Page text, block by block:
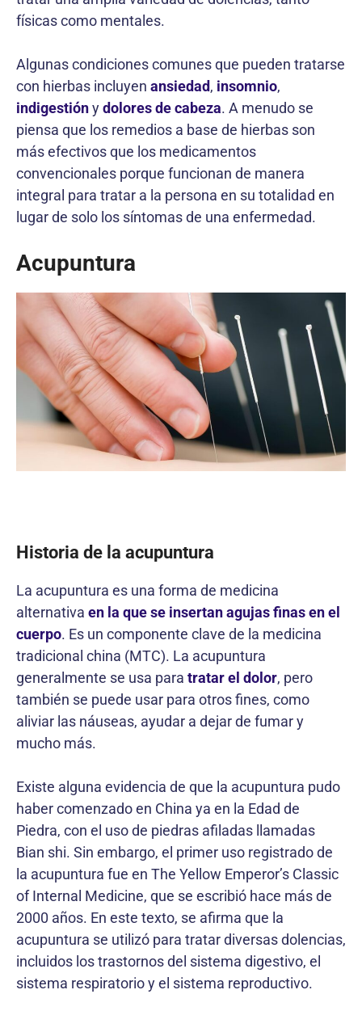
físicas como mentales.
Algunas condiciones comunes que pueden tratarse
con hierbas incluyen ansiedad, insomnio,
indigestiónydolores de cabeza. A menudo se
piensa que los remedios a base de hierbas son
más efectivos que los medicamentos
convencionales porque funcionan de manera
integral para tratar a la persona en su totalidad en
lugar de solo los síntomas de una enfermedad.
Acupuntura
Historia de la acupuntura
La acupuntura es una forma de medicina
alternativa en la que se insertan agujas finas en el
cuerpo. Es un componente clave de la medicina
tradicional china (MTC). La acupuntura
generalmente se usa para tratar el dolor, pero
también se puede usar para otros fines, como
aliviar las náuseas, ayudar a dejar de fumar y
mucho más.
Existe alguna evidencia de que la acupuntura pudo
haber comenzado en China ya en la Edad de
Piedra, con el uso de piedras afiladas llamadas
Bian shi. Sin embargo, el primer uso registrado de
la acupuntura fue en The Yellow Emperor’s Classic
of Internal Medicine, que se escribió hace más de
2000 años. En este texto, se afirma que la
acupuntura se utilizó para tratar diversas dolencias,
incluidos los trastornos del sistema digestivo, el
sistema respiratorio y el sistema reproductivo.